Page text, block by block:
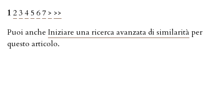
1 23 4 5 67 > >>
Puoi anche Iniziare una ricerca avanzata di similarità per
questo articolo.